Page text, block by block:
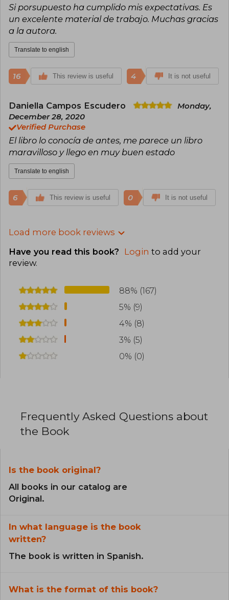
Si porsupuesto ha cumplido mis expectativas. Es
un excelente material de trabajo. Muchas gracias
a la autora.
Translate to english
16 This review is useful 4 It is not useful
Daniella Campos Escudero
Monday,
December 28, 2020
Verified Purchase
El libro lo conocía de antes, me parece un libro
maravilloso y llego en muy buen estado
Translate to english
6 This review is useful 0 It is not useful
Load more book reviews
Have you read this book? Login to add your
review.
88% (167)
5% (9)
4% (8)
3% (5)
0% (0)
Frequently Asked Questions about
the Book
Is the book original?
All books in our catalog are
Original.
In what language is the book
written?
The book is written in Spanish.
What is the format of this book?